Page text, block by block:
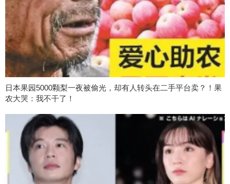
日本果园5000颗梨一夜被偷光，却有人转头在二手平台卖？！果
农大哭：我不干了！